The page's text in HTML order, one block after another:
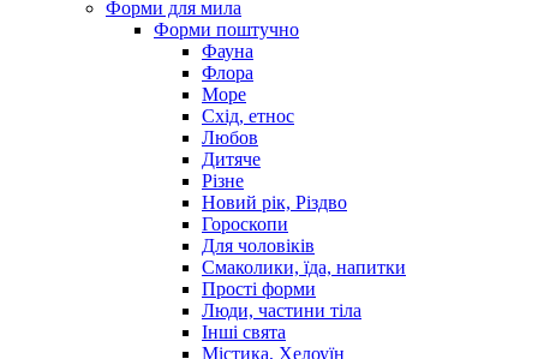
Форми для мила
Форми поштучно
Фауна
Флора
Море
Схід, етнос
Любов
Дитяче
Різне
Новий рік, Різдво
Гороскопи
Для чоловіків
Смаколики, їда, напитки
Прості форми
Люди, частини тіла
Інші свята
Містика, Хелоуїн